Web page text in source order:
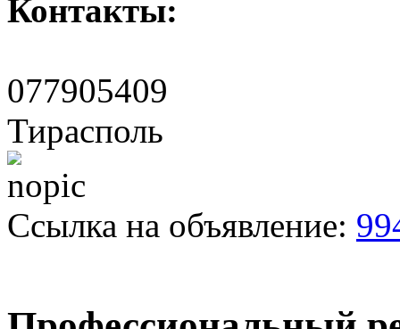
Контакты:
077905409
Тирасполь
Ссылка на объявление: